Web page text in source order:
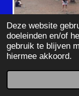
Deze website
doeleinden en/of
gebruik te blijven
hiermee akkoord.